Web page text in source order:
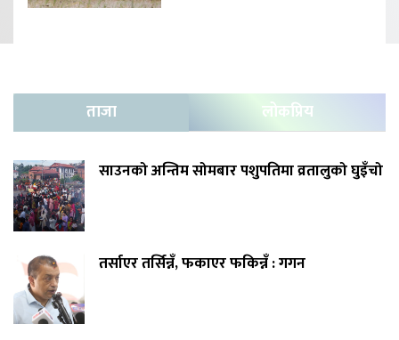
ताजा लोकप्रिय
साउनको अन्तिम सोमबार पशुपतिमा व्रतालुको घुइँचो
तर्साएर तर्सिन्नँ, फकाएर फकिन्नँ : गगन